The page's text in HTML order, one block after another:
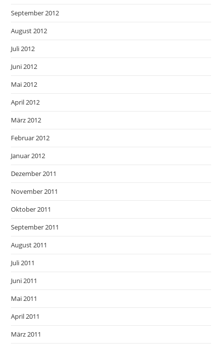
September 2012
August 2012
Juli 2012
Juni 2012
Mai 2012
April 2012
März 2012
Februar 2012
Januar 2012
Dezember 2011
November 2011
Oktober 2011
September 2011
August 2011
Juli 2011
Juni 2011
Mai 2011
April 2011
März 2011